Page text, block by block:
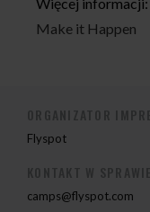
Make it Happen
Flyspot
camps@flyspot.com